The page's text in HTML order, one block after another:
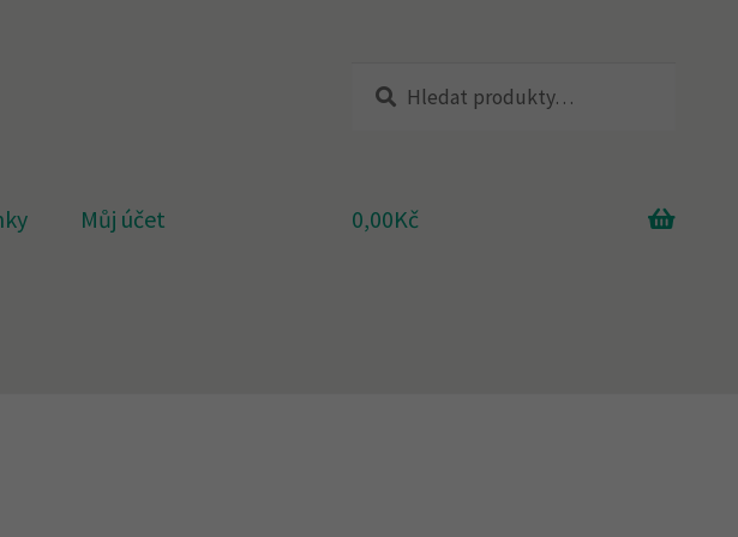
Můj účet 0,00Kč